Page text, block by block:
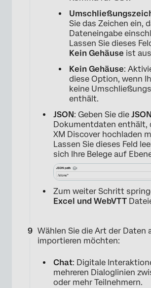
Sie das Zeichen ein,
Dateneingabe
Lassen Sie dieses
Kein Gehäuse ist
Kein Gehäuse:
diese Option, wenn
keine
enthält.
JSON: Geben Sie die JSON
Dokumentdaten enthält,
XM Discover hochladen
Lassen Sie dieses Feld
sich Ihre Belege auf
Zum weiter Schritt
Excel und WebVTT
Wählen Sie die Art der Daten
importieren möchten:
Chat: Digitale
mehreren Dialoglinien
oder mehr Teilnehmern.